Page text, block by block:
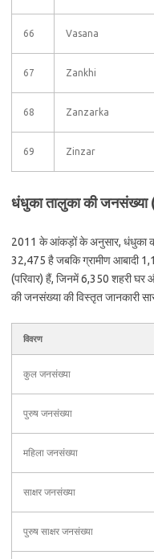
66 Vasana
67 Zankhi
68 Zanzarka
69 Zinzar
धंधुका तालुका की
2011 के आंकड़ों के अनुसार, धंधुका
32,475 है जबकि ग्रामीण आबादी
(परिवार) हैं, जिनमें 6,350 शहरी
की जनसंख्या की विस्तृत जानकारी
विवरण
कुल जनसंख्या
पुरुष जनसंख्या
महिला जनसंख्या
साक्षर जनसंख्या
पुरुष साक्षर जनसंख्या